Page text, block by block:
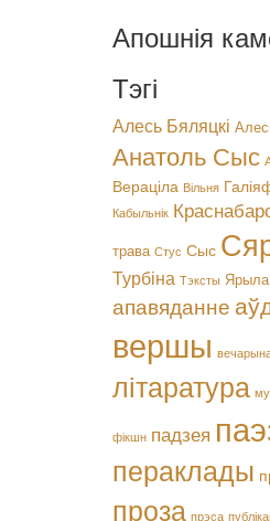
Апошнія
Тэгі
Алесь Бяляцкі
Анатоль Сыс
Вераціла Вільня
Кабыльнік
трава Стус Сыс
Турбіна Тэксты
апавяданне
вершы
літаратура
фікшн падзея
пераклады
проза прэса